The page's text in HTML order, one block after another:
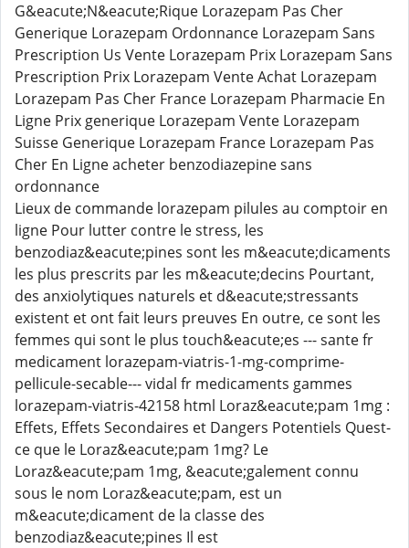
G&eacute;N&eacute;Rique Lorazepam Pas Cher
Generique Lorazepam Ordonnance Lorazepam Sans
Prescription Us Vente Lorazepam Prix Lorazepam Sans
Prescription Prix Lorazepam Vente Achat Lorazepam
Lorazepam Pas Cher France Lorazepam Pharmacie En
Ligne Prix generique Lorazepam Vente Lorazepam
Suisse Generique Lorazepam France Lorazepam Pas
Cher En Ligne acheter benzodiazepine sans
ordonnance
Lieux de commande lorazepam pilules au comptoir en
ligne Pour lutter contre le stress, les
benzodiaz&eacute;pines sont les m&eacute;dicaments
les plus prescrits par les m&eacute;decins Pourtant,
des anxiolytiques naturels et d&eacute;stressants
existent et ont fait leurs preuves En outre, ce sont les
femmes qui sont le plus touch&eacute;es --- sante fr
medicament lorazepam-viatris-1-mg-comprime-
pellicule-secable--- vidal fr medicaments gammes
lorazepam-viatris-42158 html Loraz&eacute;pam 1mg :
Effets, Effets Secondaires et Dangers Potentiels Quest-
ce que le Loraz&eacute;pam 1mg? Le
Loraz&eacute;pam 1mg, &eacute;galement connu
sous le nom Loraz&eacute;pam, est un
m&eacute;dicament de la classe des
benzodiaz&eacute;pines Il est